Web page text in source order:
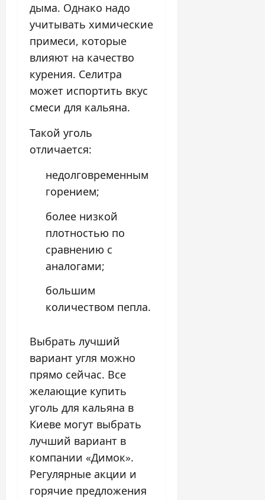
дыма. Однако надо
учитывать химические
примеси, которые
влияют на качество
курения. Селитра
может испортить вкус
смеси для кальяна.
Такой уголь
отличается:
недолговременным
горением;
более низкой
плотностью по
сравнению с
аналогами;
большим
количеством пепла.
Выбрать лучший
вариант угля можно
прямо сейчас. Все
желающие купить
уголь для кальяна в
Киеве могут выбрать
лучший вариант в
компании «Димок».
Регулярные акции и
горячие предложения